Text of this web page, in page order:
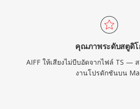
ประสิทธิภาพพื้นที่จัดเก็บ AIFF ยังคง
เชื่อถือได้ในอุตสาหกรรมการบันทึกเสี
คุณภาพระดับสตูดิโ
AIFF ให้เสียงไม่บีบอัดจากไฟล์ TS —
งานโปรดักชันบน